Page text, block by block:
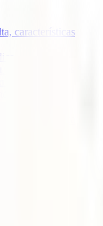
características
IATI Escapadas *
bolsillo
tu viaje a Malta